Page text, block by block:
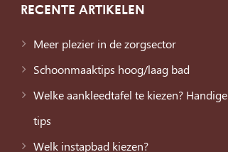
RECENTE ARTIKELEN
Meer plezier in de zorgsector
Schoonmaaktips hoog/laag bad
Welke aankleedtafel te kiezen? Handige
tips
Welk instapbad kiezen?